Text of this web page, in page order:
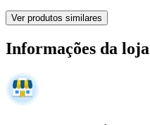
Ver produtos similares
Informações da loja